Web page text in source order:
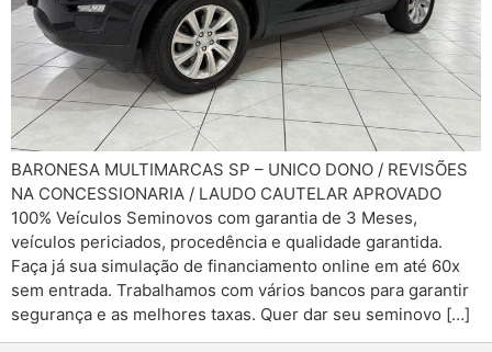
BARONESA MULTIMARCAS SP – UNICO DONO / REVISÕES
NA CONCESSIONARIA / LAUDO CAUTELAR APROVADO
100% Veículos Seminovos com garantia de 3 Meses,
veículos periciados, procedência e qualidade garantida.
Faça já sua simulação de financiamento online em até 60x
sem entrada. Trabalhamos com vários bancos para garantir
segurança e as melhores taxas. Quer dar seu seminovo […]